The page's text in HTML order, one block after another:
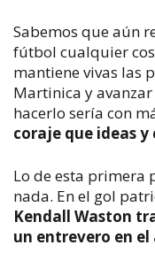
Sabemos que aún
fútbol cualquier
mantiene vivas las
Martinica y
hacerlo sería con
coraje que ideas
Lo de esta primera
nada. En el gol
Kendall Waston
un entrevero en el